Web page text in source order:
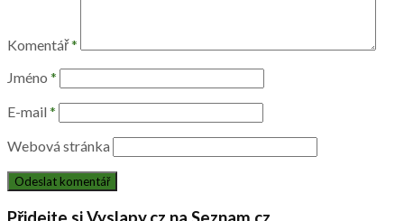
Komentář*
Jméno *
E-mail *
Webová stránka